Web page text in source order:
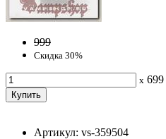
999
Скидка 30%
x 699
Артикул: vs-359504